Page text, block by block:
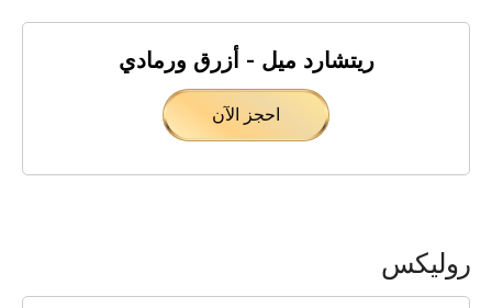
ريتشارد ميل - أزرق ورمادي
احجز الآن
روليكس